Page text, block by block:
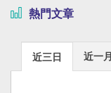
熱門文章
近三日 近一月